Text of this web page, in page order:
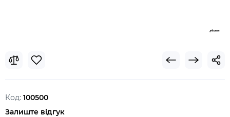
Код: 100500
Залиште відгук